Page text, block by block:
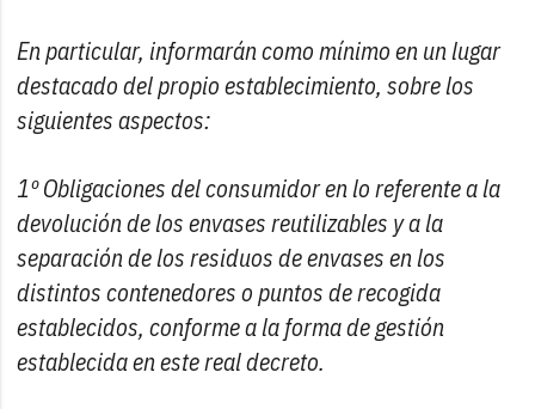
En particular, informarán como mínimo en un lugar
destacado del propio establecimiento, sobre los
siguientes aspectos:
1º Obligaciones del consumidor en lo referente a la
devolución de los envases reutilizables y a la
separación de los residuos de envases en los
distintos contenedores o puntos de recogida
establecidos, conforme a la forma de gestión
establecida en este real decreto.